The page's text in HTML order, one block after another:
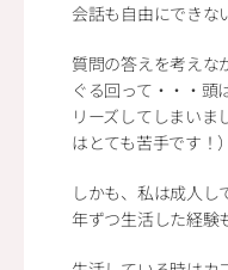
会話も自由にできな
質問の答えを考えな
ぐる回って・・・頭
リーズしてしまいま
はとても苦手です！）
しかも、私は成人し
年ずつ生活した経験